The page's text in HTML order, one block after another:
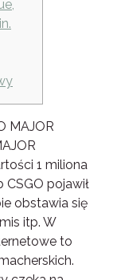
MAJOR
1 miliona
pojawił
obstawia się
itp. W
to